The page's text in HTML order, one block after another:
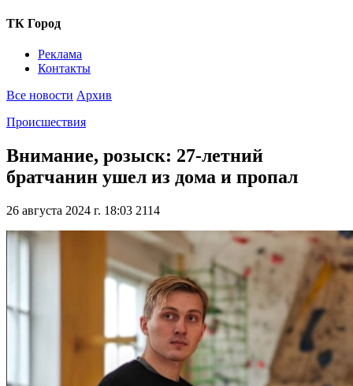
ТК Город
Реклама
Контакты
Все новости Архив
Происшествия
Внимание, розыск: 27-летний
братчанин ушел из дома и пропал
26 августа 2024 г. 18:03 2114